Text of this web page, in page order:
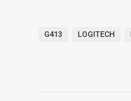
G413 LOGITECH